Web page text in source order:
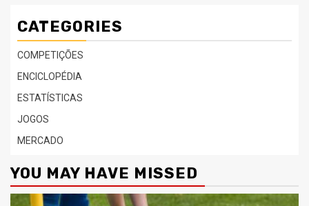
CATEGORIES
COMPETIÇÕES
ENCICLOPÉDIA
ESTATÍSTICAS
JOGOS
MERCADO
YOU MAY HAVE MISSED